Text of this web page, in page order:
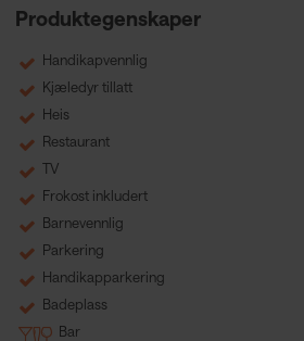
Produktegenskaper
Handikapvennlig
Kjæledyr tillatt
Heis
Restaurant
TV
Frokost inkludert
Barnevennlig
Parkering
Handikapparkering
Badeplass
Bar